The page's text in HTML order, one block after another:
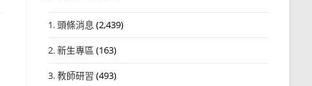
1. 頭條消息 (2,439)
2. 新生專區 (163)
3. 教師研習 (493)